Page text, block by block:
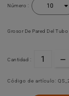
Número :
Grosor De Pared Del Tubo
Cantidad :
Código de artículo: